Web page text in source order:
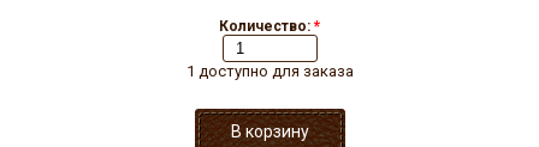
Количество: *
1 доступно для заказа